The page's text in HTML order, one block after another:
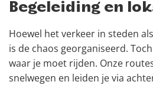
Begeleiding en
Hoewel het verkeer in steden
is de chaos georganiseerd.
waar je moet rijden. Onze
snelwegen en leiden je via